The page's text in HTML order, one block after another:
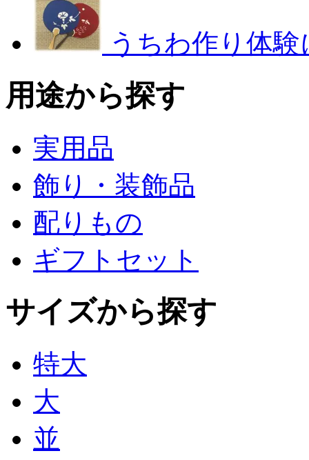
うちわ作り体
用途から探す
実用品
飾り・装飾品
配りもの
ギフトセット
サイズから探す
特大
大
並